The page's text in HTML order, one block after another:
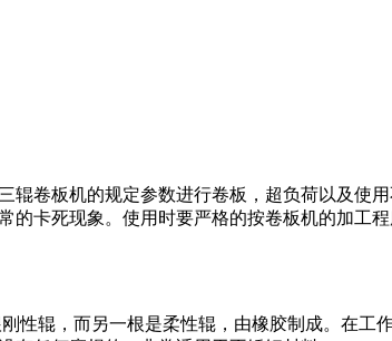
卷板机的规定参数进行卷板，超负荷以及使用
卡死现象。使用时要严格的按卷板机的加工
性辊，而另一根是柔性辊，由橡胶制成。在工